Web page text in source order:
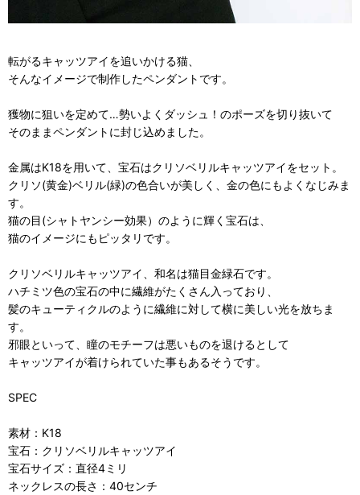
転がるキャッツアイを追いかける猫、
そんなイメージで制作したペンダントです。
獲物に狙いを定めて…勢いよくダッシュ！のポーズを切り抜いて
そのままペンダントに封じ込めました。
金属はK18を用いて、宝石はクリソベリルキャッツアイをセット。
クリソ(黄金)ベリル(緑)の色合いが美しく、金の色にもよくなじみま
す。
猫の目(シャトヤンシー効果）のように輝く宝石は、
猫のイメージにもピッタリです。
クリソベリルキャッツアイ、和名は猫目金緑石です。
ハチミツ色の宝石の中に繊維がたくさん入っており、
髪のキューティクルのように繊維に対して横に美しい光を放ちま
す。
邪眼といって、瞳のモチーフは悪いものを退けるとして
キャッツアイが着けられていた事もあるそうです。
SPEC
素材：K18
宝石：クリソベリルキャッツアイ
宝石サイズ：直径4ミリ
ネックレスの長さ：40センチ